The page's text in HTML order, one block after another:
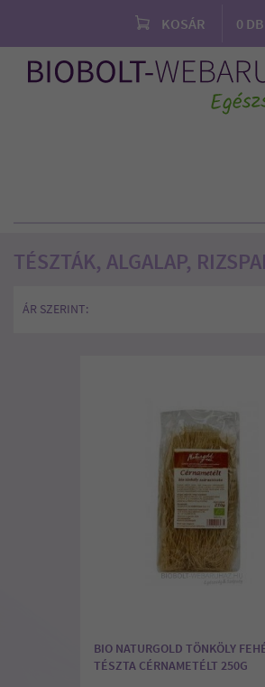
KOSÁR 0 DB
TÉSZTÁK, ALGALAP,
ÁR SZERINT:
BIO NATURGOLD TÖNKÖLY
TÉSZTA CÉRNAMETÉLT 250G